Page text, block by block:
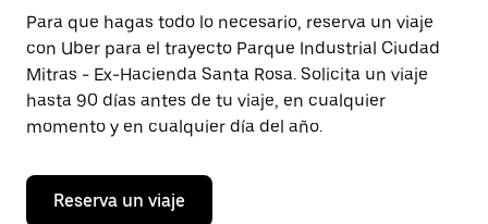
Presiona
la
tecla Esc
para
cerrar
el
calendario.
Para que hagas todo lo necesario, reserva un viaje
con Uber para el trayecto Parque Industrial Ciudad
Mitras - Ex-Hacienda Santa Rosa. Solicita un viaje
hasta 90 días antes de tu viaje, en cualquier
momento y en cualquier día del año.
Reserva un viaje